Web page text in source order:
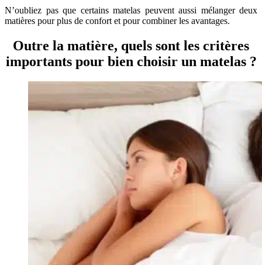
N’oubliez pas que certains matelas peuvent aussi mélanger deux
matières pour plus de confort et pour combiner les avantages.
Outre la matière, quels sont les critères
importants pour bien choisir un matelas ?